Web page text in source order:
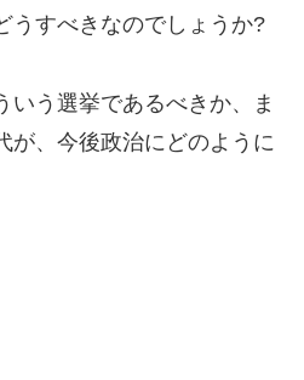
うすべきなのでしょうか?
う選挙であるべきか、ま
が、今後政治にどのように